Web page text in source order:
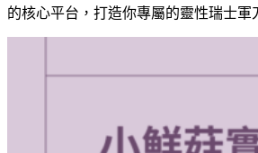
的核心平台，打造你專屬的靈性瑞士軍